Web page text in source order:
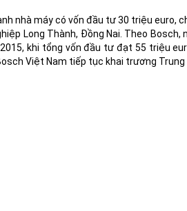
nhà máy có vốn đầu tư 30 triệu euro,
Long Thành, Đồng Nai. Theo Bosch,
khi tổng vốn đầu tư đạt 55 triệu
Việt Nam tiếp tục khai trương